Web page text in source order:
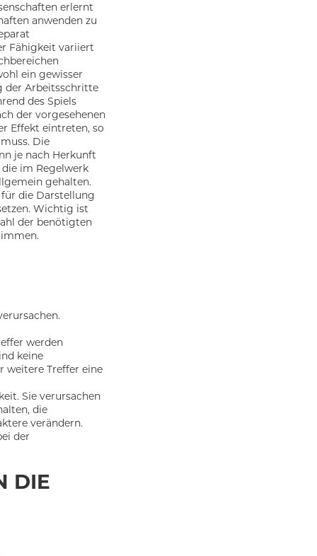
erlernt
anwenden zu
Fähigkeit variiert
ein gewisser
der Arbeitsschritte
des Spiels
der vorgesehenen
Effekt eintreten, so
Die
je nach Herkunft
die im Regelwerk
gehalten.
die Darstellung
Wichtig ist
der benötigten
werden
keine
weitere Treffer eine
Sie verursachen
die
verändern.
der
DIE